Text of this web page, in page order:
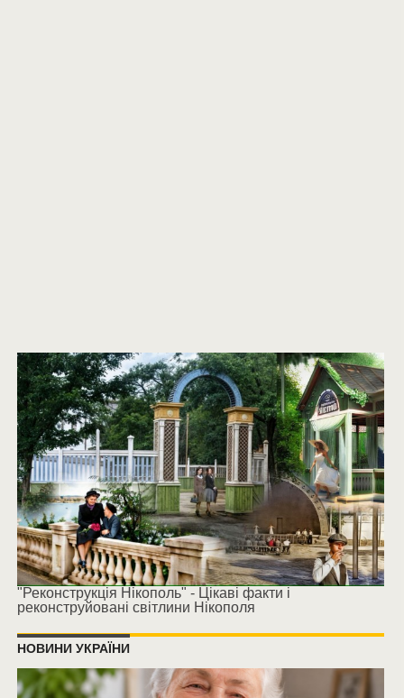
"Реконструкція Нікополь" - Цікаві факти і
реконструйовані світлини Нікополя
НОВИНИ УКРАЇНИ